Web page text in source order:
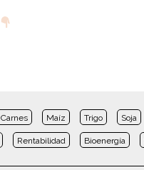
Carnes Maíz Trigo Soja
Rentabilidad Bioenergía